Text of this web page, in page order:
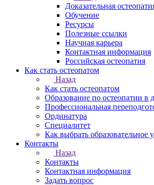
Доказательная
Обучение
Ресурсы
Полезные ссылки
Научная карьера
Контактная информация
Российская остеопатия
Как стать остеопатом
Назад
Как стать остеопатом
Образование по остеопатии в
Профессиональная
Ординатура
Специалитет
Как выбрать образовательное
Контакты
Назад
Контакты
Контактная информация
Задать вопрос